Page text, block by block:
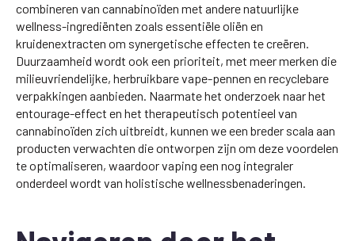
combineren van cannabinoïden met andere natuurlijke
wellness-ingrediënten zoals essentiële oliën en
kruidenextracten om synergetische effecten te creëren.
Duurzaamheid wordt ook een prioriteit, met meer merken die
milieuvriendelijke, herbruikbare vape-pennen en recyclebare
verpakkingen aanbieden. Naarmate het onderzoek naar het
entourage-effect en het therapeutisch potentieel van
cannabinoïden zich uitbreidt, kunnen we een breder scala aan
producten verwachten die ontworpen zijn om deze voordelen
te optimaliseren, waardoor vaping een nog integraler
onderdeel wordt van holistische wellnessbenaderingen.